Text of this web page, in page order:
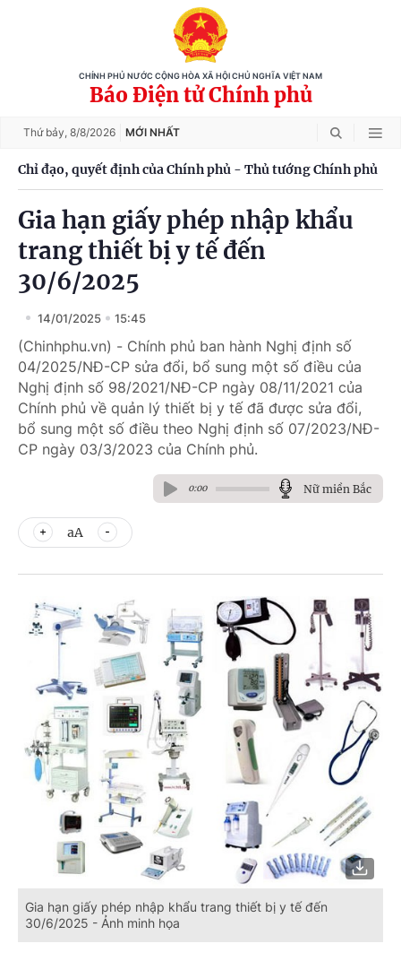
CHÍNH PHỦ NƯỚC CỘNG HÒA XÃ HỘI CHỦ NGHĨA VIỆT NAM
Báo Điện tử Chính phủ
Thứ bảy, 8/8/2026 MỚI NHẤT
Chỉ đạo, quyết định của Chính phủ - Thủ tướng Chính phủ
Gia hạn giấy phép nhập khẩu
trang thiết bị y tế đến
30/6/2025
14/01/2025 15:45
(Chinhphu.vn) - Chính phủ ban hành Nghị định số
04/2025/NĐ-CP sửa đổi, bổ sung một số điều của
Nghị định số 98/2021/NĐ-CP ngày 08/11/2021 của
Chính phủ về quản lý thiết bị y tế đã được sửa đổi,
bổ sung một số điều theo Nghị định số 07/2023/NĐ-
CP ngày 03/3/2023 của Chính phủ.
0:00 Nữ miền Bắc
aA
Gia hạn giấy phép nhập khẩu trang thiết bị y tế đến
30/6/2025 - Ảnh minh họa